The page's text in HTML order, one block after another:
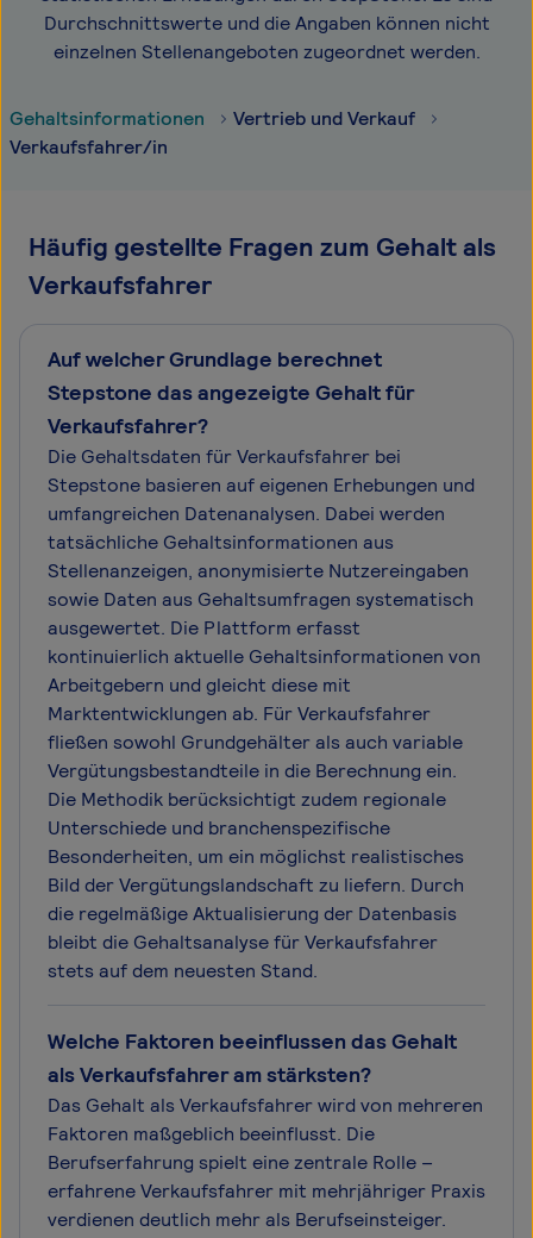
Durchschnittswerte und die Angaben können nicht
einzelnen Stellenangeboten zugeordnet werden.
Gehaltsinformationen
Vertrieb und Verkauf
Verkaufsfahrer/in
Häufig gestellte Fragen zum Gehalt als
Verkaufsfahrer
Auf welcher Grundlage berechnet
Stepstone das angezeigte Gehalt für
Verkaufsfahrer?
Die Gehaltsdaten für Verkaufsfahrer bei
Stepstone basieren auf eigenen Erhebungen und
umfangreichen Datenanalysen. Dabei werden
tatsächliche Gehaltsinformationen aus
Stellenanzeigen, anonymisierte Nutzereingaben
sowie Daten aus Gehaltsumfragen systematisch
ausgewertet. Die Plattform erfasst
kontinuierlich aktuelle Gehaltsinformationen von
Arbeitgebern und gleicht diese mit
Marktentwicklungen ab. Für Verkaufsfahrer
fließen sowohl Grundgehälter als auch variable
Vergütungsbestandteile in die Berechnung ein.
Die Methodik berücksichtigt zudem regionale
Unterschiede und branchenspezifische
Besonderheiten, um ein möglichst realistisches
Bild der Vergütungslandschaft zu liefern. Durch
die regelmäßige Aktualisierung der Datenbasis
bleibt die Gehaltsanalyse für Verkaufsfahrer
stets auf dem neuesten Stand.
Welche Faktoren beeinflussen das Gehalt
als Verkaufsfahrer am stärksten?
Das Gehalt als Verkaufsfahrer wird von mehreren
Faktoren maßgeblich beeinflusst. Die
Berufserfahrung spielt eine zentrale Rolle –
erfahrene Verkaufsfahrer mit mehrjähriger Praxis
verdienen deutlich mehr als Berufseinsteiger.